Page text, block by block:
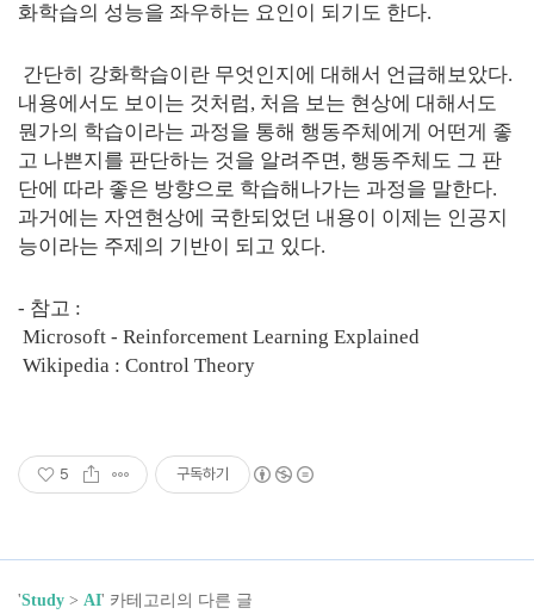
화학습의 성능을 좌우하는 요인이 되기도 한다.
간단히 강화학습이란 무엇인지에 대해서 언급해보았다.
내용에서도 보이는 것처럼, 처음 보는 현상에 대해서도
뭔가의 학습이라는 과정을 통해 행동주체에게 어떤게 좋
고 나쁜지를 판단하는 것을 알려주면, 행동주체도 그 판
단에 따라 좋은 방향으로 학습해나가는 과정을 말한다.
과거에는 자연현상에 국한되었던 내용이 이제는 인공지
능이라는 주제의 기반이 되고 있다.
- 참고 :
Microsoft - Reinforcement Learning Explained
Wikipedia : Control Theory
5 구독하기
'Study > AI' 카테고리의 다른 글